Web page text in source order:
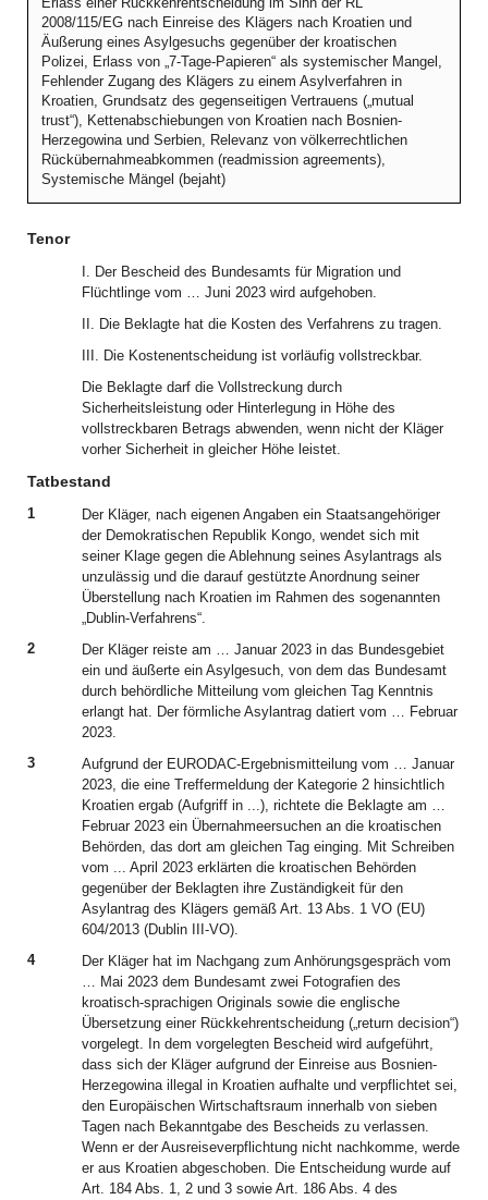
2008/115/EG nach Einreise des Klägers nach Kroatien und
Äußerung eines Asylgesuchs gegenüber der kroatischen
Polizei, Erlass von „7-Tage-Papieren“ als systemischer Mangel,
Fehlender Zugang des Klägers zu einem Asylverfahren in
Kroatien, Grundsatz des gegenseitigen Vertrauens („mutual
trust“), Kettenabschiebungen von Kroatien nach Bosnien-
Herzegowina und Serbien, Relevanz von völkerrechtlichen
Rückübernahmeabkommen (readmission agreements),
Systemische Mängel (bejaht)
Tenor
I. Der Bescheid des Bundesamts für Migration und
Flüchtlinge vom … Juni 2023 wird aufgehoben.
II. Die Beklagte hat die Kosten des Verfahrens zu tragen.
III. Die Kostenentscheidung ist vorläufig vollstreckbar.
Die Beklagte darf die Vollstreckung durch
Sicherheitsleistung oder Hinterlegung in Höhe des
vollstreckbaren Betrags abwenden, wenn nicht der Kläger
vorher Sicherheit in gleicher Höhe leistet.
Tatbestand
1
Der Kläger, nach eigenen Angaben ein Staatsangehöriger
der Demokratischen Republik Kongo, wendet sich mit
seiner Klage gegen die Ablehnung seines Asylantrags als
unzulässig und die darauf gestützte Anordnung seiner
Überstellung nach Kroatien im Rahmen des sogenannten
„Dublin-Verfahrens“.
2
Der Kläger reiste am … Januar 2023 in das Bundesgebiet
ein und äußerte ein Asylgesuch, von dem das Bundesamt
durch behördliche Mitteilung vom gleichen Tag Kenntnis
erlangt hat. Der förmliche Asylantrag datiert vom … Februar
2023.
3
Aufgrund der EURODAC-Ergebnismitteilung vom … Januar
2023, die eine Treffermeldung der Kategorie 2 hinsichtlich
Kroatien ergab (Aufgriff in ...), richtete die Beklagte am …
Februar 2023 ein Übernahmeersuchen an die kroatischen
Behörden, das dort am gleichen Tag einging. Mit Schreiben
vom ... April 2023 erklärten die kroatischen Behörden
gegenüber der Beklagten ihre Zuständigkeit für den
Asylantrag des Klägers gemäß Art. 13 Abs. 1 VO (EU)
604/2013 (Dublin III-VO).
4
Der Kläger hat im Nachgang zum Anhörungsgespräch vom
… Mai 2023 dem Bundesamt zwei Fotografien des
kroatisch-sprachigen Originals sowie die englische
Übersetzung einer Rückkehrentscheidung („return decision“)
vorgelegt. In dem vorgelegten Bescheid wird aufgeführt,
dass sich der Kläger aufgrund der Einreise aus Bosnien-
Herzegowina illegal in Kroatien aufhalte und verpflichtet sei,
den Europäischen Wirtschaftsraum innerhalb von sieben
Tagen nach Bekanntgabe des Bescheids zu verlassen.
Wenn er der Ausreiseverpflichtung nicht nachkomme, werde
er aus Kroatien abgeschoben. Die Entscheidung wurde auf
Art. 184 Abs. 1, 2 und 3 sowie Art. 186 Abs. 4 des